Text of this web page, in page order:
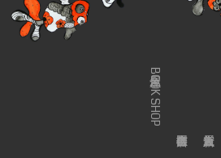
金魚屋BOOK SHOP